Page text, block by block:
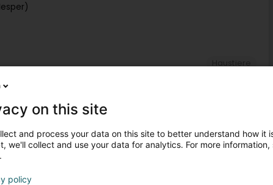
Haustiere
souffrant de maladies psychiques dans leurs efforts
avec la société, de retrouver un travail et une place dans
on this site
and process your data on this site to better understand how it
we'll collect and use your data for analytics. For more
policy